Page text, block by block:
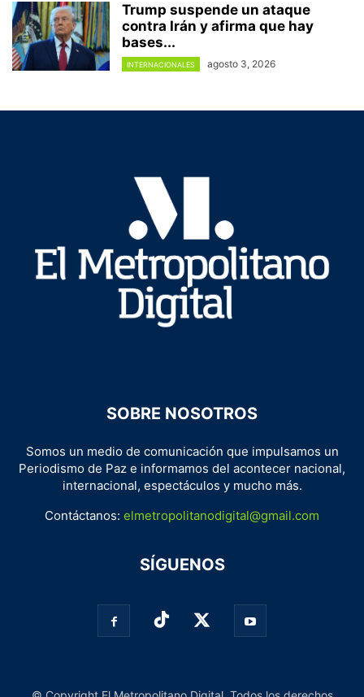
Trump suspende un ataque
contra Irán y afirma que hay
bases...
INTERNACIONALES agosto 3, 2026
SOBRE NOSOTROS
Somos un medio de comunicación que impulsamos un
Periodismo de Paz e informamos del acontecer nacional,
internacional, espectáculos y mucho más.
Contáctanos: elmetropolitanodigital@gmail.com
SÍGUENOS